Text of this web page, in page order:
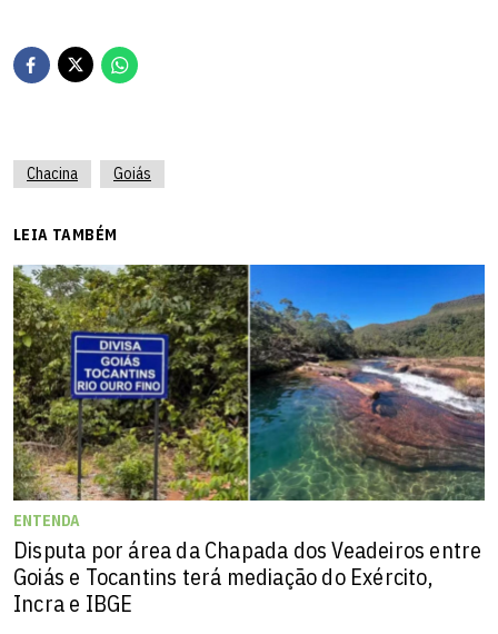
Chacina Goiás
LEIA TAMBÉM
ENTENDA
Disputa por área da Chapada dos Veadeiros entre
Goiás e Tocantins terá mediação do Exército,
Incra e IBGE